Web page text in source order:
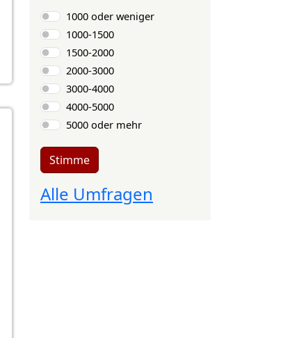
Auswahlmöglichkeiten
1000 oder weniger
1000-1500
1500-2000
2000-3000
3000-4000
4000-5000
5000 oder mehr
Stimme
Alle Umfragen